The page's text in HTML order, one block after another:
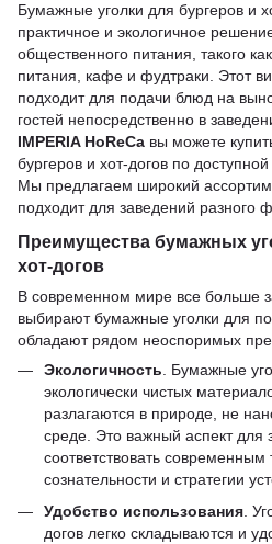
Бумажные уголки для бургеров и
практичное и экологичное
общественного питания, такого
питания, кафе и фудтраки. Этот
подходит для подачи блюд на
гостей непосредственно в
IMPERIA HoReCa вы можете
бургеров и хот-догов по
Мы предлагаем широкий
подходит для заведений разного
Преимущества бумажных
хот-догов
В современном мире все больше
выбирают бумажные уголки для
обладают рядом неоспоримых
Экологичность . Бумажные
экологически чистых
разлагаются в природе, не
среде. Это важный аспект для
соответствовать современным
сознательности и стратегии
Удобство использования .
догов легко складываются и